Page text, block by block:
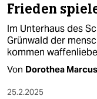
Frieden
Im Unterhaus des
Grünwald der
kommen
Von Dorothea Marcus
25.2.2025